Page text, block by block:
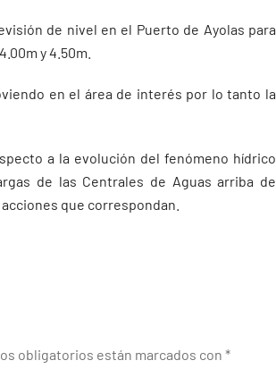
de nivel en el Puerto de Ayolas para
y 4.50m.
en el área de interés por lo tanto la
a la evolución del fenómeno hídrico
de las Centrales de Aguas arriba de
que correspondan.
obligatorios están marcados con *